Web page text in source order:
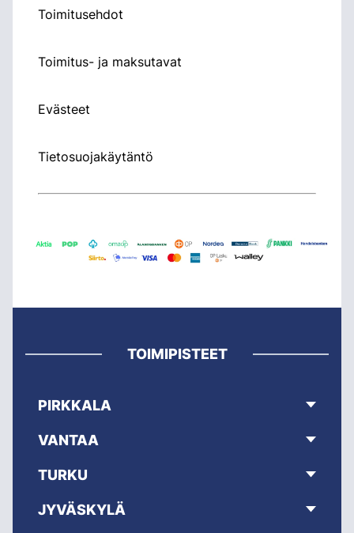
Toimitusehdot
Toimitus- ja maksutavat
Evästeet
Tietosuojakäytäntö
TOIMIPISTEET
PIRKKALA
VANTAA
TURKU
JYVÄSKYLÄ